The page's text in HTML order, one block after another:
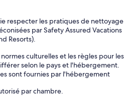
respecter les pratiques de nettoyage
par Safety Assured Vacations
Resorts).
culturelles et les règles pour les
selon le pays et l'hébergement.
sont fournies par l'hébergement
par chambre.